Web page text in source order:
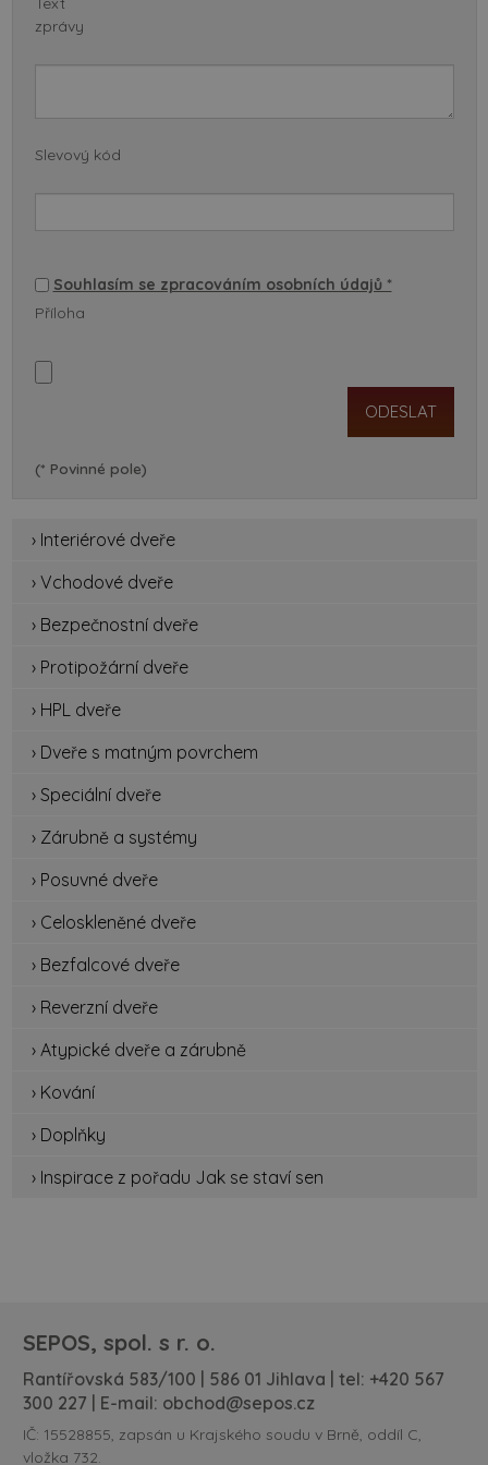
zprávy
Slevový kód
Souhlasím se zpracováním osobních údajů *
Příloha
(* Povinné pole)
› Interiérové dveře
› Vchodové dveře
› Bezpečnostní dveře
› Protipožární dveře
› HPL dveře
› Dveře s matným povrchem
› Speciální dveře
› Zárubně a systémy
› Posuvné dveře
› Celoskleněné dveře
› Bezfalcové dveře
› Reverzní dveře
› Atypické dveře a zárubně
› Kování
› Doplňky
› Inspirace z pořadu Jak se staví sen
SEPOS, spol. s r. o.
Rantířovská 583/100 | 586 01 Jihlava | tel: +420 567
300 227 | E-mail: obchod@sepos.cz
IČ: 15528855, zapsán u Krajského soudu v Brně, oddíl C,
vložka 732.